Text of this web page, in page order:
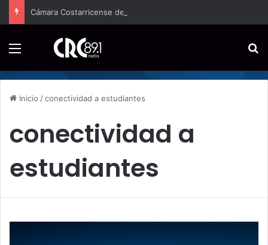
Inicio /conectividad a estudiantes
conectividad a
estudiantes